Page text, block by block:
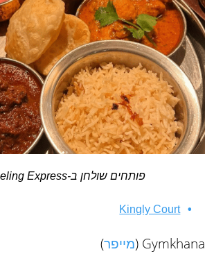
פותחים שולחן ב-Darjeeling Express
Kingly Court
Gymkhana ( מייפר)